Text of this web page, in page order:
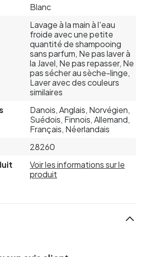
Blanc
Lavage à la main à l'eau
froide avec une petite
quantité de shampooing
sans parfum, Ne pas laver à
la Javel, Ne pas repasser, Ne
pas sécher au sèche-linge,
Laver avec des couleurs
similaires
Danois, Anglais, Norvégien,
Suédois, Finnois, Allemand,
Français, Néerlandais
28260
Voir les informations sur le
produit